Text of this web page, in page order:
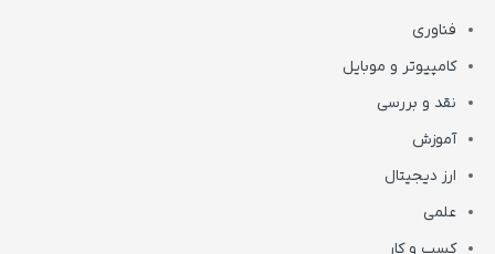
فناوری
کامپیوتر و موبایل
نقد و بررسی
آموزش
ارز دیجیتال
علمی
کسب و کار